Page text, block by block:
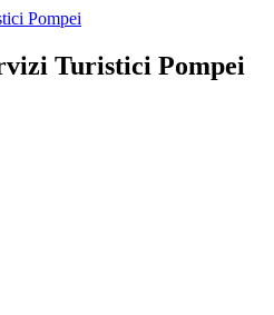
Turistici Pompei